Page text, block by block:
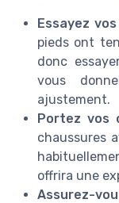
Essayez
pieds ont
donc
vous
ajustement.
Portez vos
chaussures
offrira une
Assurez-